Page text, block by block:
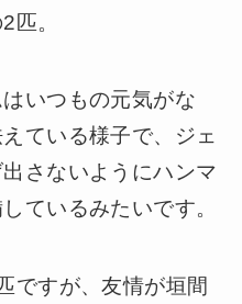
匹。
いつもの元気がな
ている様子で、ジェ
さないようにハンマ
ているみたいです。
ですが、友情が垣間